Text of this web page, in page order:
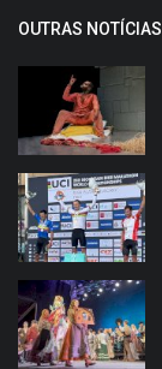
OUTRAS NOTÍCIAS